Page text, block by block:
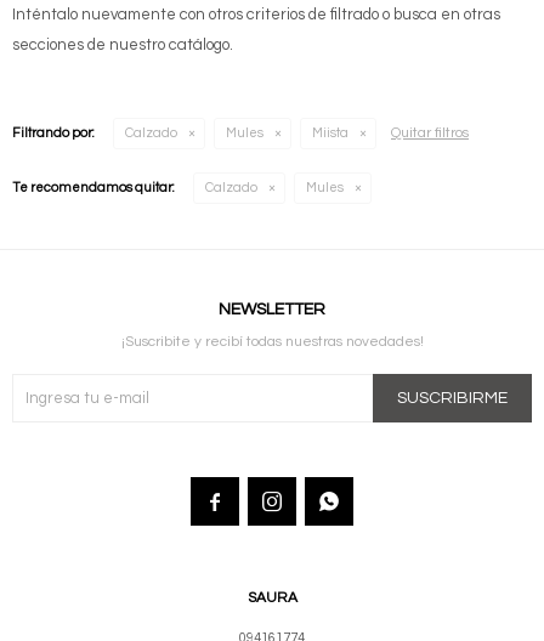
Inténtalo nuevamente con otros criterios de filtrado o busca en otras
secciones de nuestro catálogo.
Filtrando por: Calzado Mules Miista Quitar filtros
Te recomendamos quitar: Calzado Mules
SAURA
094161774
NEWSLETTER
¡Suscribite y recibí todas nuestras novedades!
SUSCRIBIRME
  